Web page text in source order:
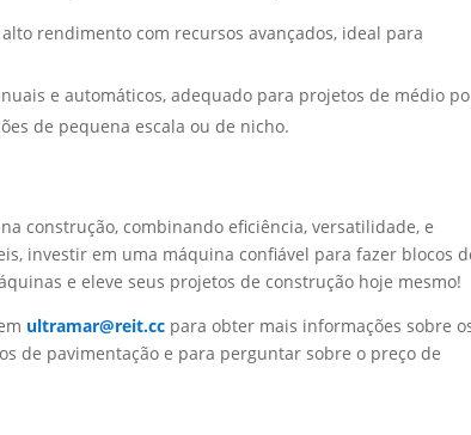
rendimento com recursos avançados, ideal para
e automáticos, adequado para projetos de médio
de pequena escala ou de nicho.
construção, combinando eficiência, versatilidade, e
investir em uma máquina confiável para fazer blocos
e eleve seus projetos de construção hoje mesmo!
ultramar@reit.cc para obter mais informações sobre
de pavimentação e para perguntar sobre o preço de